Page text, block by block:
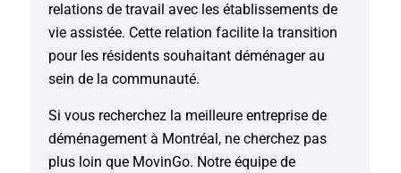
relations de travail avec les établissements de
vie assistée. Cette relation facilite la transition
pour les résidents souhaitant déménager au
sein de la communauté.
Si vous recherchez la meilleure entreprise de
déménagement à Montréal, ne cherchez pas
plus loin que MovinGo. Notre équipe de